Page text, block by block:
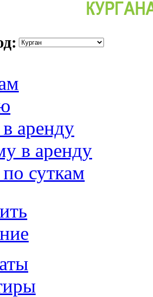
аренду
в аренду
суткам